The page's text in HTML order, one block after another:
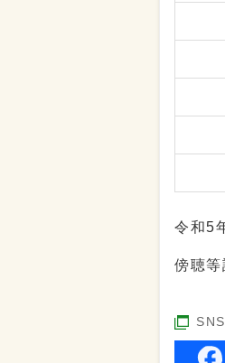
令和5
傍聴等